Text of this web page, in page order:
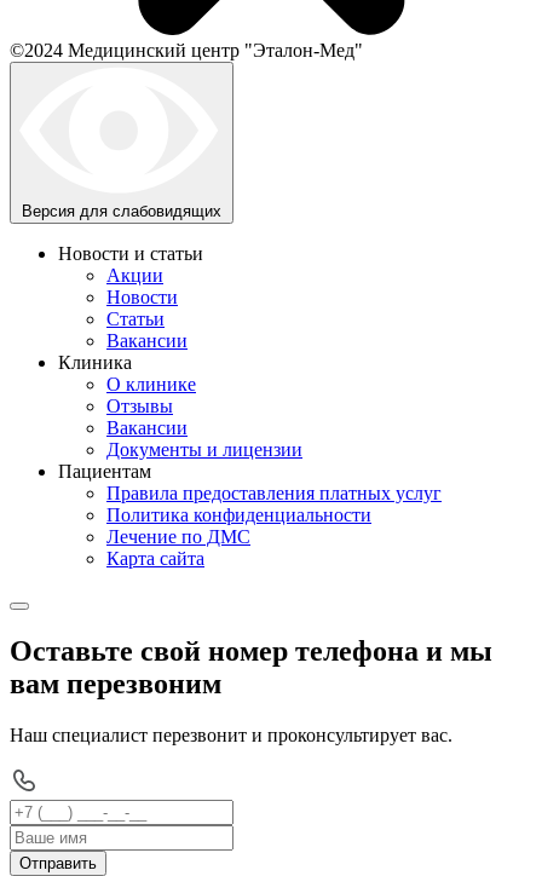
©2024 Медицинский центр "Эталон-Мед"
Версия для слабовидящих
Новости и статьи
Акции
Новости
Статьи
Вакансии
Клиника
О клинике
Отзывы
Вакансии
Документы и лицензии
Пациентам
Правила предоставления платных услуг
Политика конфиденциальности
Лечение по ДМС
Карта сайта
Оставьте свой номер телефона и мы
вам перезвоним
Наш специалист перезвонит и проконсультирует вас.
Отправить